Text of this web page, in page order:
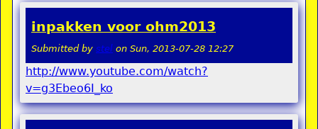
inpakken voor ohm2013
Submitted by stel on Sun, 2013-07-28 12:27
http://www.youtube.com/watch?
v=g3Ebeo6I_ko